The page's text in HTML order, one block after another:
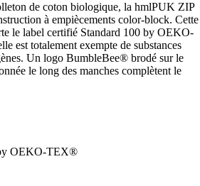
de coton biologique, la hmlPUK ZIP
à empiècements color-block. Cette
le label certifié Standard 100 by OEKO-
est totalement exempte de substances
Un logo BumbleBee® brodé sur le
le long des manches complètent le
OEKO-TEX®